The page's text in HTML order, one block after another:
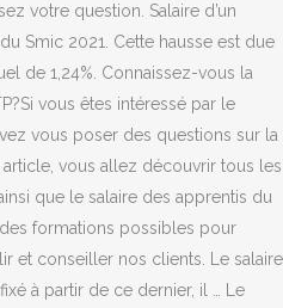
votre question. Salaire d’un
Smic 2021. Cette hausse est due
de 1,24%. Connaissez-vous la
vous êtes intéressé par le
vous poser des questions sur la
vous allez découvrir tous les
que le salaire des apprentis du
formations possibles pour
et conseiller nos clients. Le salaire
à partir de ce dernier, il … Le